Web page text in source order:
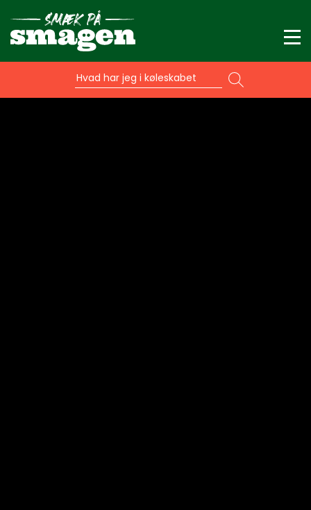
Hvad har jeg i køleskabet